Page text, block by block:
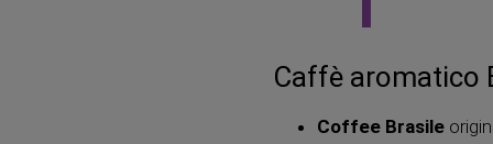
Caffè aromatico
Coffee Brasile